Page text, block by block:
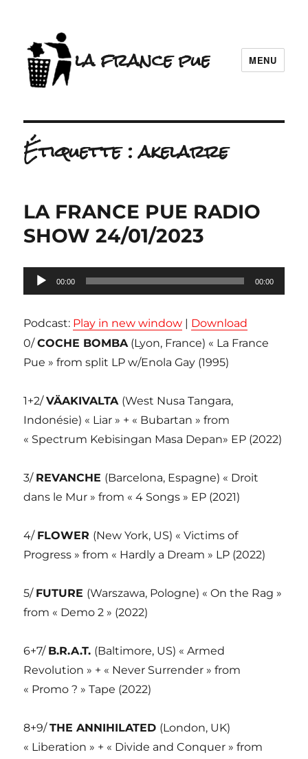
la france pue MENU
Étiquette :akelarre
LA FRANCE PUE RADIO
SHOW 24/01/2023
Lecteur
audio
00:00 00:00
Podcast: Play in new window | Download
0/COCHE BOMBA(Lyon, France) « La France
Pue » from split LP w/Enola Gay (1995)
1+2/VÄAKIVALTA (West Nusa Tangara,
Indonésie) « Liar » + « Bubartan » from
« Spectrum Kebisingan Masa Depan» EP (2022)
3/ REVANCHE (Barcelona, Espagne) « Droit
dans le Mur » from « 4 Songs » EP (2021)
4/ FLOWER (New York, US) « Victims of
Progress » from « Hardly a Dream » LP (2022)
5/ FUTURE (Warszawa, Pologne) « On the Rag »
from « Demo 2 » (2022)
6+7/ B.R.A.T. (Baltimore, US) « Armed
Revolution » + « Never Surrender » from
« Promo ? » Tape (2022)
8+9/THE ANNIHILATED (London, UK)
« Liberation » + « Divide and Conquer » from